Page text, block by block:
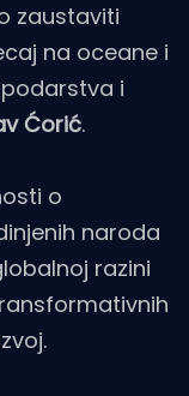
zaustaviti
na oceane i
i
Ćorić.
o
naroda
razini